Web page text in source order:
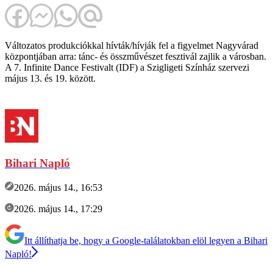
Változatos produkciókkal hívták/hívják fel a figyelmet Nagyvárad
központjában arra: tánc- és összművészet fesztivál zajlik a városban.
A 7. Infinite Dance Festivalt (IDF) a Szigligeti Színház szervezi
május 13. és 19. között.
Bihari Napló
2026. május 14., 16:53
2026. május 14., 17:29
Itt állíthatja be, hogy a Google-találatokban elöl legyen a Bihari
Napló!